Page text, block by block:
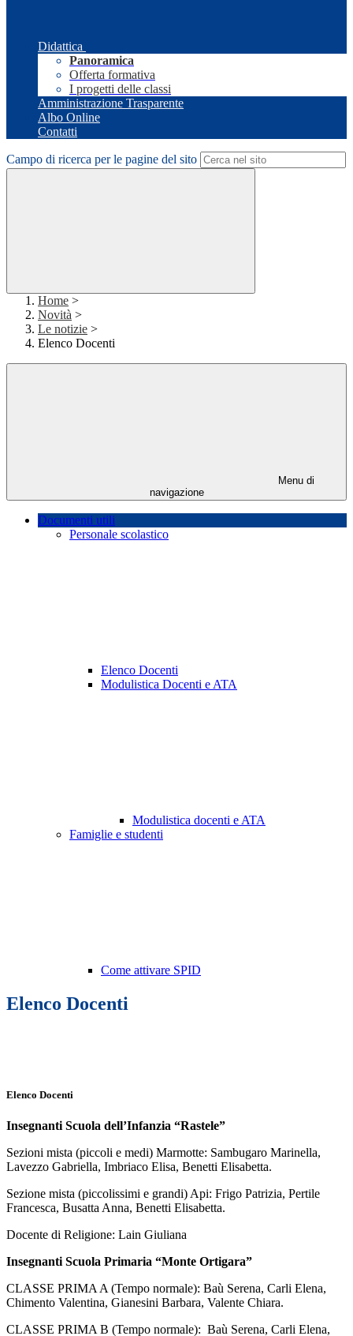
Didattica
Panoramica
Offerta formativa
I progetti delle classi
Amministrazione Trasparente
Albo Online
Contatti
Campo di ricerca per le pagine del sito
Home >
Novità >
Le notizie >
Elenco Docenti
Menu di
navigazione
Documenti utili
Personale scolastico
Elenco Docenti
Modulistica Docenti e ATA
Modulistica docenti e ATA
Famiglie e studenti
Come attivare SPID
Elenco Docenti
Elenco Docenti
Insegnanti Scuola dell’Infanzia “Rastele”
Sezioni mista (piccoli e medi) Marmotte: Sambugaro Marinella,
Lavezzo Gabriella, Imbriaco Elisa, Benetti Elisabetta.
Sezione mista (piccolissimi e grandi) Api: Frigo Patrizia, Pertile
Francesca, Busatta Anna, Benetti Elisabetta.
Docente di Religione: Lain Giuliana
Insegnanti Scuola Primaria “Monte Ortigara”
CLASSE PRIMA A (Tempo normale): Baù Serena, Carli Elena,
Chimento Valentina, Gianesini Barbara, Valente Chiara.
CLASSE PRIMA B (Tempo normale): Baù Serena, Carli Elena,